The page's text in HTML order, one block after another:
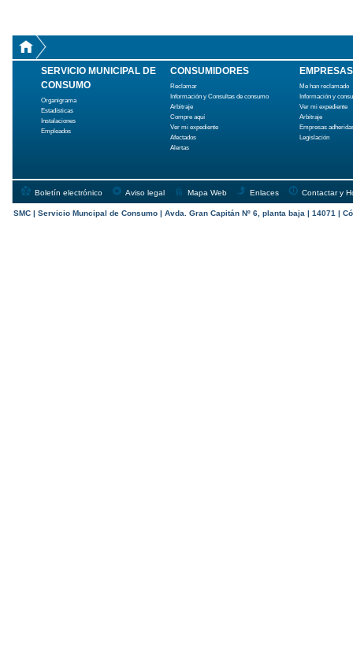
SERVICIO MUNICIPAL DE
CONSUMO
Organigrama
Estadísticas
Instalaciones
Empleados
CONSUMIDORES
Reclamar
Información y Consultas de consumo
Arbitraje
Compre aquí
Ver mi expediente
Afectados
Alertas
EMPRESAS
Me han reclamado
Información y
Ver mi expediente
Arbitraje
Empresas
Legislación
Boletín electrónico Aviso legal Mapa Web Enlaces Contactar y
SMC | Servicio Muncipal de Consumo | Avda. Gran Capitán Nº 6, planta baja | 14071 |